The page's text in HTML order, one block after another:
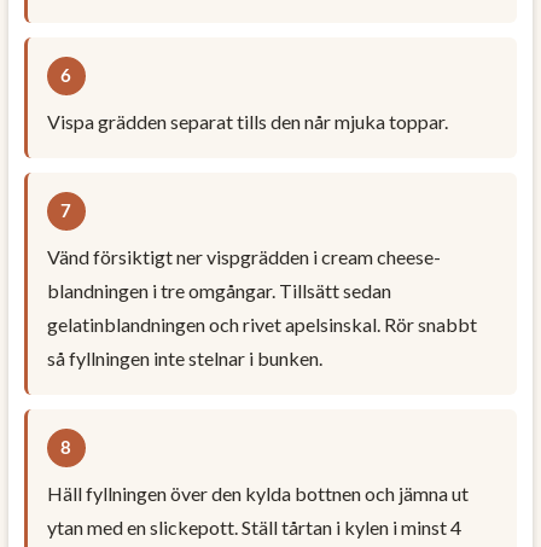
Vispa grädden separat tills den når mjuka toppar.
Vänd försiktigt ner vispgrädden i cream cheese-
blandningen i tre omgångar. Tillsätt sedan
gelatinblandningen och rivet apelsinskal. Rör snabbt
så fyllningen inte stelnar i bunken.
Häll fyllningen över den kylda bottnen och jämna ut
ytan med en slickepott. Ställ tårtan i kylen i minst 4